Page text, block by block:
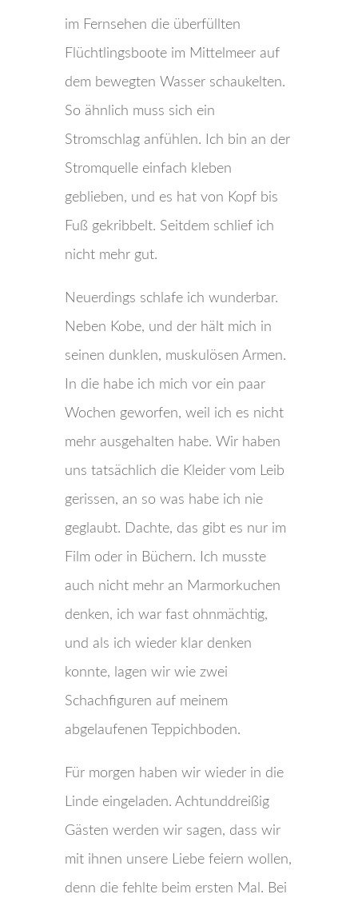
im Fernsehen die überfüllten
Flüchtlingsboote im Mittelmeer auf
dem bewegten Wasser schaukelten.
So ähnlich muss sich ein
Stromschlag anfühlen. Ich bin an der
Stromquelle einfach kleben
geblieben, und es hat von Kopf bis
Fuß gekribbelt. Seitdem schlief ich
nicht mehr gut.
Neuerdings schlafe ich wunderbar.
Neben Kobe, und der hält mich in
seinen dunklen, muskulösen Armen.
In die habe ich mich vor ein paar
Wochen geworfen, weil ich es nicht
mehr ausgehalten habe. Wir haben
uns tatsächlich die Kleider vom Leib
gerissen, an so was habe ich nie
geglaubt. Dachte, das gibt es nur im
Film oder in Büchern. Ich musste
auch nicht mehr an Marmorkuchen
denken, ich war fast ohnmächtig,
und als ich wieder klar denken
konnte, lagen wir wie zwei
Schachfiguren auf meinem
abgelaufenen Teppichboden.
Für morgen haben wir wieder in die
Linde eingeladen. Achtunddreißig
Gästen werden wir sagen, dass wir
mit ihnen unsere Liebe feiern wollen,
denn die fehlte beim ersten Mal. Bei